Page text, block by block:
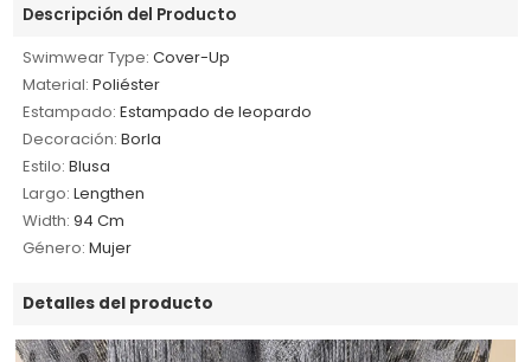
Descripción del Producto
Swimwear Type: Cover-Up
Material: Poliéster
Estampado: Estampado de leopardo
Decoración: Borla
Estilo: Blusa
Largo: Lengthen
Width: 94 Cm
Género: Mujer
Detalles del producto